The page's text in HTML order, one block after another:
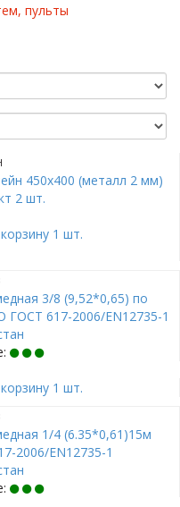
пульты
450х400 (металл 2 мм)
2 шт.
1 шт.
3/8 (9,52*0,65) по
ГОСТ 617-2006/EN12735-1
1 шт.
1/4 (6.35*0,61)15м
2006/EN12735-1